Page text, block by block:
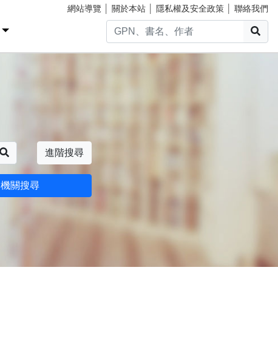
網站導覽 關於本站 隱私權及安全政策 聯絡我們
進階搜尋
機關搜尋